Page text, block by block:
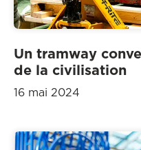
Un tramway
de la civilisation
16 mai 2024